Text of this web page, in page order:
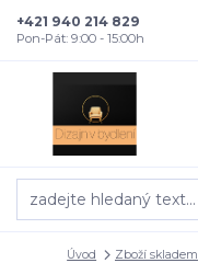
+421 940 214 829
Pon-Pát: 9:00 - 15:00h
Úvod Zboží skladem